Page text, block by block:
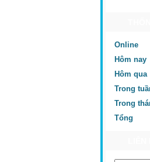
Online
Hôm nay
Hôm qua
Trong
Trong
Tổng